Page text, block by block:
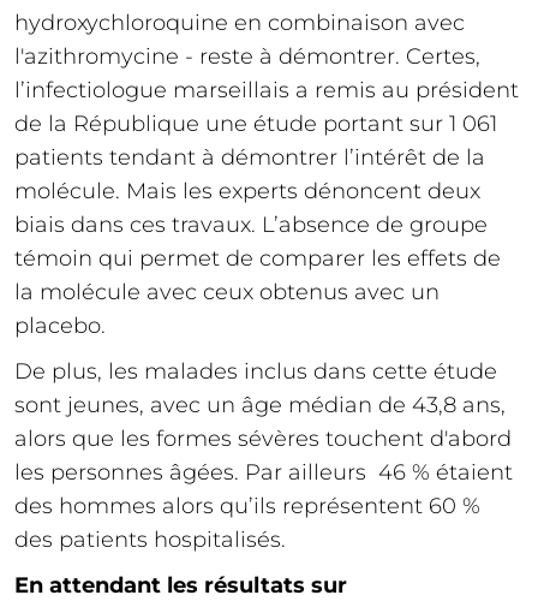
hydroxychloroquine en combinaison avec
l'azithromycine - reste à démontrer. Certes,
l’infectiologue marseillais a remis au président
de la République une étude portant sur 1 061
patients tendant à démontrer l’intérêt de la
molécule. Mais les experts dénoncent deux
biais dans ces travaux. L’absence de groupe
témoin qui permet de comparer les effets de
la molécule avec ceux obtenus avec un
placebo.
De plus, les malades inclus dans cette étude
sont jeunes, avec un âge médian de 43,8 ans,
alors que les formes sévères touchent d'abord
les personnes âgées. Par ailleurs 46 % étaient
des hommes alors qu’ils représentent 60 %
des patients hospitalisés.
En attendant les résultats sur